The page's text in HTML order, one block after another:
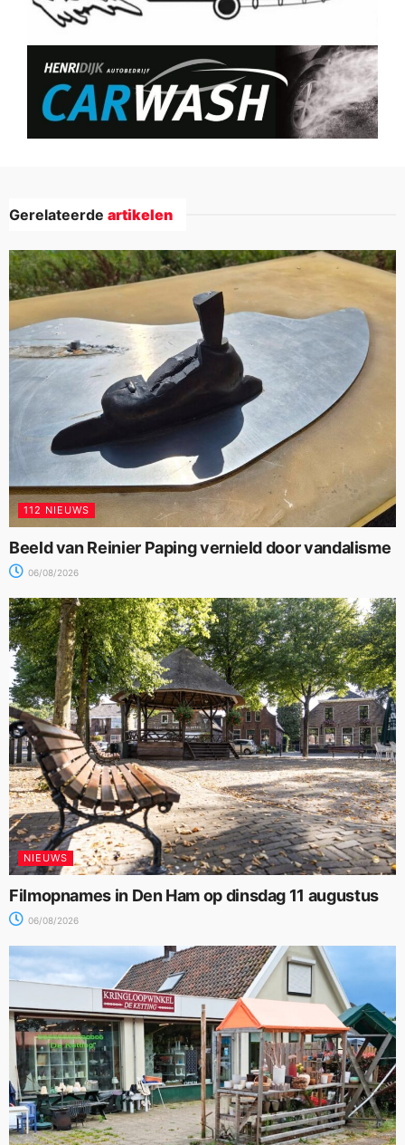
Gerelateerde artikelen
112 NIEUWS
Beeld van Reinier Paping vernield door vandalisme
06/08/2026
NIEUWS
Filmopnames in Den Ham op dinsdag 11 augustus
06/08/2026